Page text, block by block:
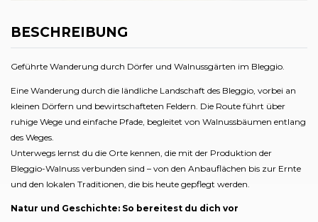
BESCHREIBUNG
Geführte Wanderung durch Dörfer und Walnussgärten im Bleggio.
Eine Wanderung durch die ländliche Landschaft des Bleggio, vorbei an
kleinen Dörfern und bewirtschafteten Feldern. Die Route führt über
ruhige Wege und einfache Pfade, begleitet von Walnussbäumen entlang
des Weges.
Unterwegs lernst du die Orte kennen, die mit der Produktion der
Bleggio-Walnuss verbunden sind – von den Anbauflächen bis zur Ernte
und den lokalen Traditionen, die bis heute gepflegt werden.
Natur und Geschichte: So bereitest du dich vor